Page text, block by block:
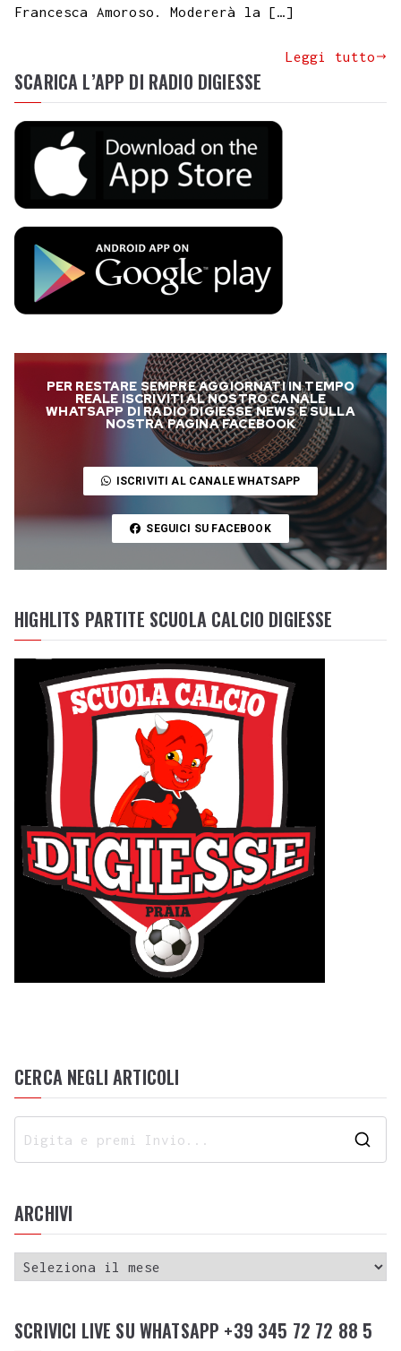
Francesca Amoroso. Modererà la […]
Leggi tutto
SCARICA L’APP DI RADIO DIGIESSE
PER RESTARE SEMPRE AGGIORNATI IN TEMPO
REALE ISCRIVITI AL NOSTRO CANALE
WHATSAPP DI RADIO DIGIESSE NEWS E SULLA
NOSTRA PAGINA FACEBOOK
ISCRIVITI AL CANALE WHATSAPP
SEGUICI SU FACEBOOK
HIGHLITS PARTITE SCUOLA CALCIO DIGIESSE
CERCA NEGLI ARTICOLI
ARCHIVI
SCRIVICI LIVE SU WHATSAPP +39 345 72 72 88 5